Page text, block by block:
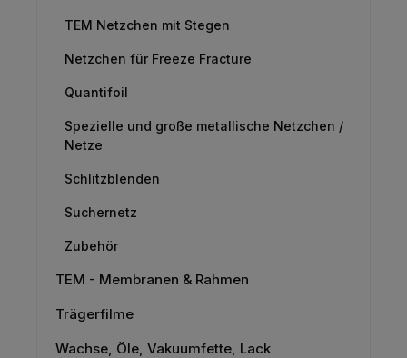
TEM Netzchen mit Stegen
Netzchen für Freeze Fracture
Quantifoil
Spezielle und große metallische Netzchen /
Netze
Schlitzblenden
Suchernetz
Zubehör
TEM - Membranen & Rahmen
Trägerfilme
Wachse, Öle, Vakuumfette, Lack